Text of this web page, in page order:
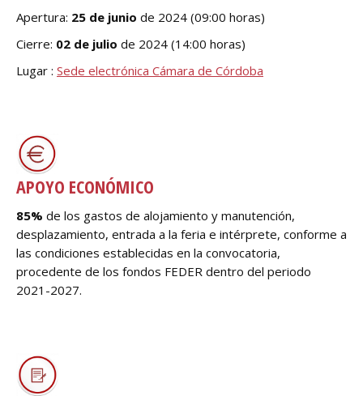
Apertura: 25 de junio de 2024 (09:00 horas)
Cierre: 02 de julio de 2024 (14:00 horas)
Lugar : Sede electrónica Cámara de Córdoba
APOYO ECONÓMICO
85% de los gastos de alojamiento y manutención,
desplazamiento, entrada a la feria e intérprete, conforme a
las condiciones establecidas en la convocatoria,
procedente de los fondos FEDER dentro del periodo
2021-2027.